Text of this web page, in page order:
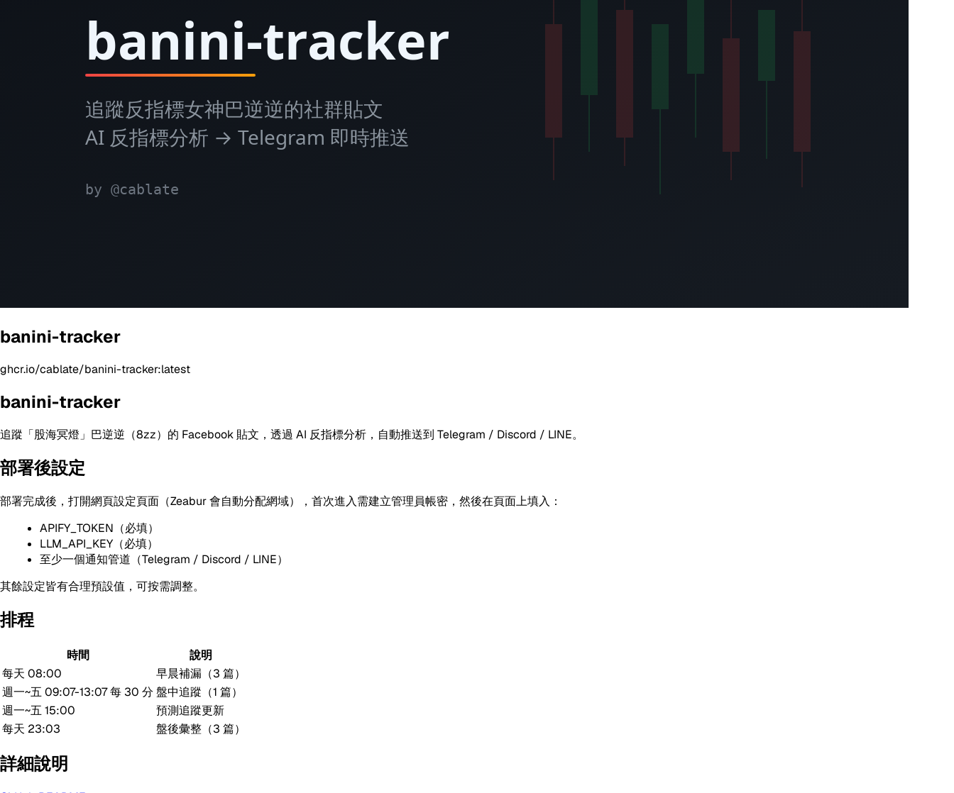
banini-tracker
ghcr.io/cablate/banini-tracker:latest
banini-tracker
追蹤「股海冥燈」巴逆逆（8zz）的 Facebook 貼文，透過 AI 反指標分析，自動推送到 Telegram / Discord / LINE。
部署後設定
部署完成後，打開網頁設定頁面（Zeabur 會自動分配網域），首次進入需建立管理員帳密，然後在頁面上填入：
APIFY_TOKEN（必填）
LLM_API_KEY（必填）
至少一個通知管道（Telegram / Discord / LINE）
其餘設定皆有合理預設值，可按需調整。
排程
時間
說明
每天 08:00
早晨補漏（3 篇）
週一~五 09:07-13:07 每 30 分 盤中追蹤（1 篇）
週一~五 15:00
預測追蹤更新
每天 23:03
盤後彙整（3 篇）
詳細說明